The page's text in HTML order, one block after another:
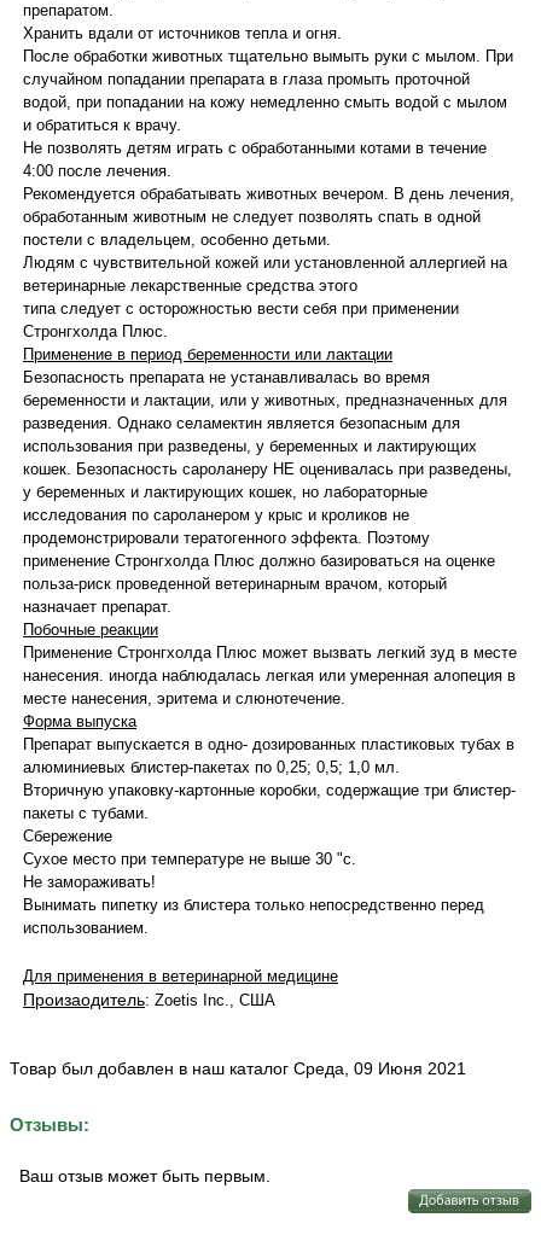
препаратом.
Хранить вдали от источников тепла и огня.
После обработки животных тщательно вымыть руки с мылом. При
случайном попадании препарата в глаза промыть проточной
водой, при попадании на кожу немедленно смыть водой с мылом
и обратиться к врачу.
Не позволять детям играть с обработанными котами в течение
4:00 после лечения.
Рекомендуется обрабатывать животных вечером. В день лечения,
обработанным животным не следует позволять спать в одной
постели с владельцем, особенно детьми.
Людям с чувствительной кожей или установленной аллергией на
ветеринарные лекарственные средства этого
типа следует с осторожностью вести себя при применении
Стронгхолда Плюс.
Применение в период беременности или лактации
Безопасность препарата не устанавливалась во время
беременности и лактации, или у животных, предназначенных для
разведения. Однако селамектин является безопасным для
использования при разведены, у беременных и лактирующих
кошек. Безопасность сароланеру НЕ оценивалась при разведены,
у беременных и лактирующих кошек, но лабораторные
исследования по сароланером у крыс и кроликов не
продемонстрировали тератогенного эффекта. Поэтому
применение Стронгхолда Плюс должно базироваться на оценке
польза-риск проведенной ветеринарным врачом, который
назначает препарат.
Побочные реакции
Применение Стронгхолда Плюс может вызвать легкий зуд в месте
нанесения. иногда наблюдалась легкая или умеренная алопеция в
месте нанесения, эритема и слюнотечение.
Форма выпуска
Препарат выпускается в одно- дозированных пластиковых тубах в
алюминиевых блистер-пакетах по 0,25; 0,5; 1,0 мл.
Вторичную упаковку-картонные коробки, содержащие три блистер-
пакеты с тубами.
Сбережение
Сухое место при температуре не выше 30 "с.
Не замораживать!
Вынимать пипетку из блистера только непосредственно перед
использованием.
Для применения в ветеринарной медицине
Произаодитель: Zoetis Inc., США
Товар был добавлен в наш каталог Среда, 09 Июня 2021
Отзывы:
Ваш отзыв может быть первым.